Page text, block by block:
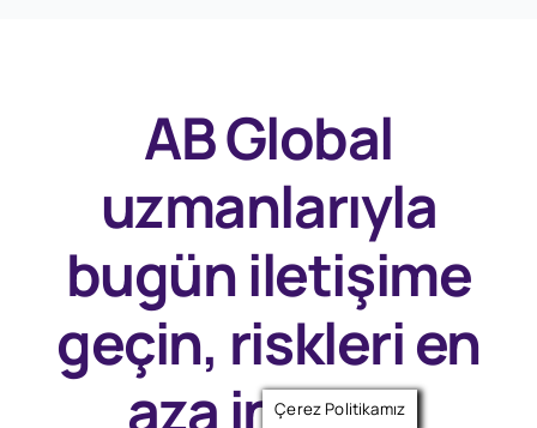
AB Global
uzmanlarıyla
bugüniletişime
geçin, riskleri en
aza indirin.
Çerez Politikamız